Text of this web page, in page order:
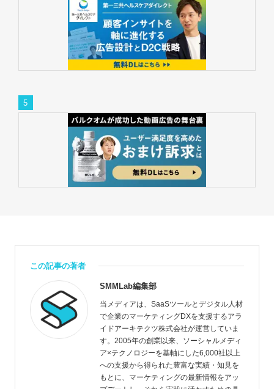
この記事の著者
SMMLab編集部
当メディアは、SaaSツールとデジタル人材
で企業のマーケティングDXを支援するアラ
イドアーキテクツ株式会社が運営していま
す。2005年の創業以来、ソーシャルメディ
ア×テクノロジーを基軸にした6,000社以上
への支援から得られた豊富な実績・知見を
もとに、マーケティングの最新情報をアッ